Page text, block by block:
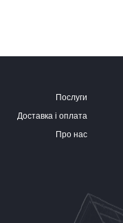
Послуги
Доставка і оплата
Про нас